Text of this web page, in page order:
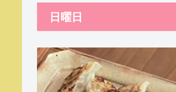
日曜日